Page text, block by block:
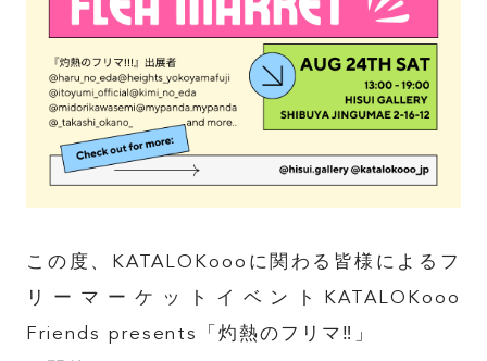
この度、KATALOKoooに関わる皆様によるフ
リーマーケットイベントKATALOKooo
Friends presents「灼熱のフリマ‼︎」